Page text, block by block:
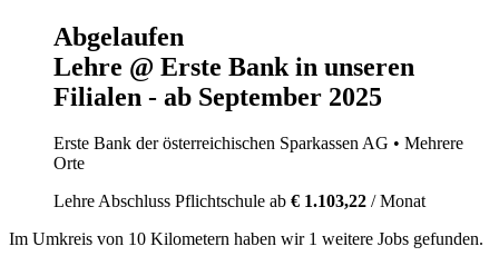
Abgelaufen
Lehre @ Erste Bank in unseren
Filialen - ab September 2025
Erste Bank der österreichischen Sparkassen AG • Mehrere
Orte
LehreAbschluss Pflichtschule ab € 1.103,22 / Monat
Im Umkreis von 10 Kilometern haben wir 1 weitere Jobs gefunden.